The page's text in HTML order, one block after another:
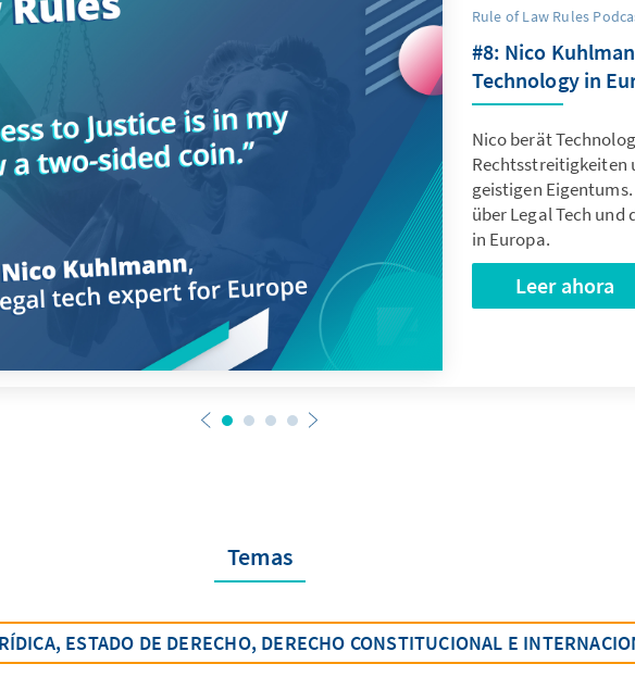
Rule of Law Rules
#8: Nico
Technology in
Nico berät
Rechtsstreitigkeiten
geistigen
über Legal Tech und
in Europa.
Leer ahora
Temas
ESTADO DE DERECHO, DERECHO CONSTITUCIONAL E